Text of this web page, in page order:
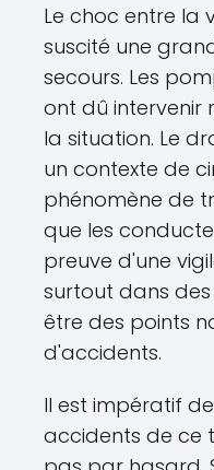
Le choc entre la
suscité une
secours. Les
ont dû
la situation. Le
un contexte de
phénomène de
que les
preuve d'une
surtout dans
être des points
d'accidents.
Il est impératif
accidents de ce